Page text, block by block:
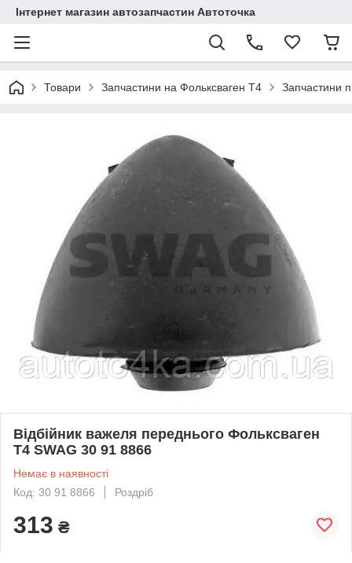
Інтернет магазин автозапчастин Автоточка
Товари Запчастини на Фольксваген Т4 Запчастини
Відбійник важеля переднього Фольксваген
Т4 SWAG 30 91 8866
Немає в наявності
Код: 30 91 8866
Роздріб
313 ₴